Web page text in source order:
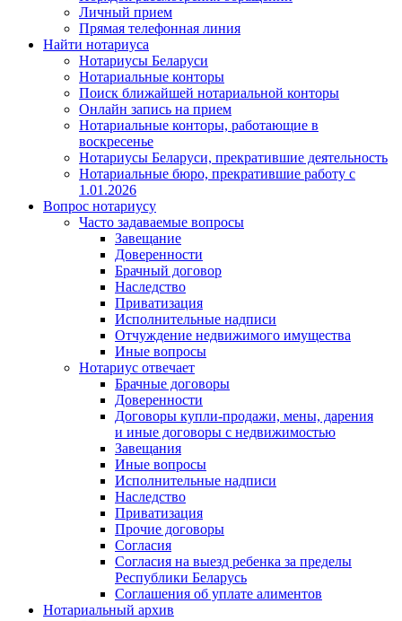
Личный прием
Прямая телефонная линия
Найти нотариуса
Нотариусы Беларуси
Нотариальные конторы
Поиск ближайшей нотариальной конторы
Онлайн запись на прием
Нотариальные конторы, работающие в
воскресенье
Нотариусы Беларуси, прекратившие деятельность
Нотариальные бюро, прекратившие работу с
1.01.2026
Вопрос нотариусу
Часто задаваемые вопросы
Завещание
Доверенности
Брачный договор
Наследство
Приватизация
Исполнительные надписи
Отчуждение недвижимого имущества
Иные вопросы
Нотариус отвечает
Брачные договоры
Доверенности
Договоры купли-продажи, мены, дарения
и иные договоры с недвижимостью
Завещания
Иные вопросы
Исполнительные надписи
Наследство
Приватизация
Прочие договоры
Согласия
Согласия на выезд ребенка за пределы
Республики Беларусь
Соглашения об уплате алиментов
Нотариальный архив